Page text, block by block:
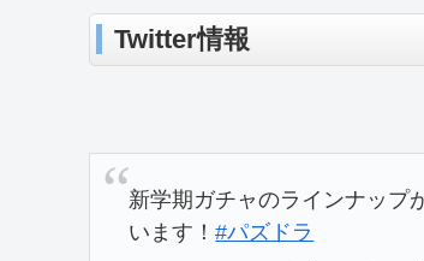
Twitter情報
新学期ガチャのラインナップ
います！#パズドラ